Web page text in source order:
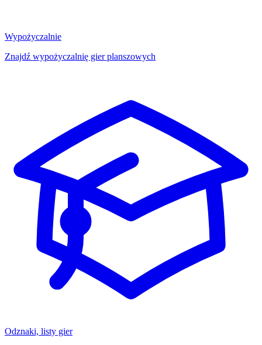
Wypożyczalnie
Znajdź wypożyczalnię gier planszowych
Odznaki, listy gier